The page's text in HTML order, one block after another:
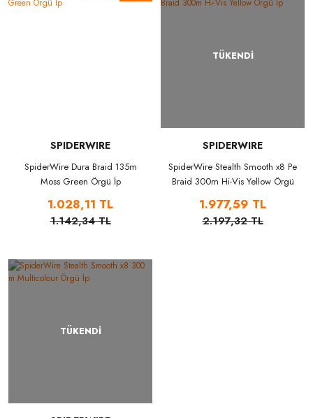
SPIDERWIRE
SpiderWire Dura Braid 135m
Moss Green Örgü İp
1.028,11 TL
1.142,34 TL
TÜKENDİ
SPIDERWIRE
SpiderWire Stealth Smooth x8 Pe
Braid 300m Hi-Vis Yellow Örgü
1.977,59 TL
2.197,32 TL
TÜKENDİ